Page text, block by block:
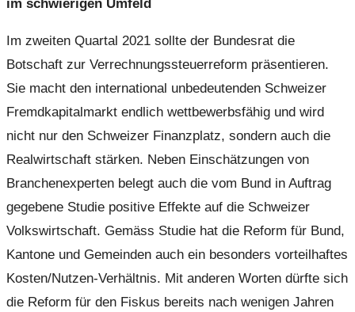
im schwierigen Umfeld
Im zweiten Quartal 2021 sollte der Bundesrat die
Botschaft zur Verrechnungssteuerreform präsentieren.
Sie macht den international unbedeutenden Schweizer
Fremdkapitalmarkt endlich wettbewerbsfähig und wird
nicht nur den Schweizer Finanzplatz, sondern auch die
Realwirtschaft stärken. Neben Einschätzungen von
Branchenexperten belegt auch die vom Bund in Auftrag
gegebene Studie positive Effekte auf die Schweizer
Volkswirtschaft. Gemäss Studie hat die Reform für Bund,
Kantone und Gemeinden auch ein besonders vorteilhaftes
Kosten/Nutzen-Verhältnis. Mit anderen Worten dürfte sich
die Reform für den Fiskus bereits nach wenigen Jahren